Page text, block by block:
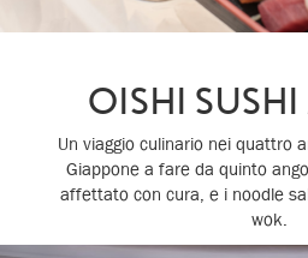
OISHI
Un viaggio culinario nei quattro
Giappone a fare da quinto
affettato con cura, e i noodle
wok.